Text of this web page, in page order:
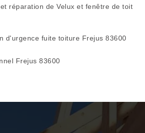
réparation de Velux et fenêtre de toit
d'urgence fuite toiture Frejus 83600
Frejus 83600